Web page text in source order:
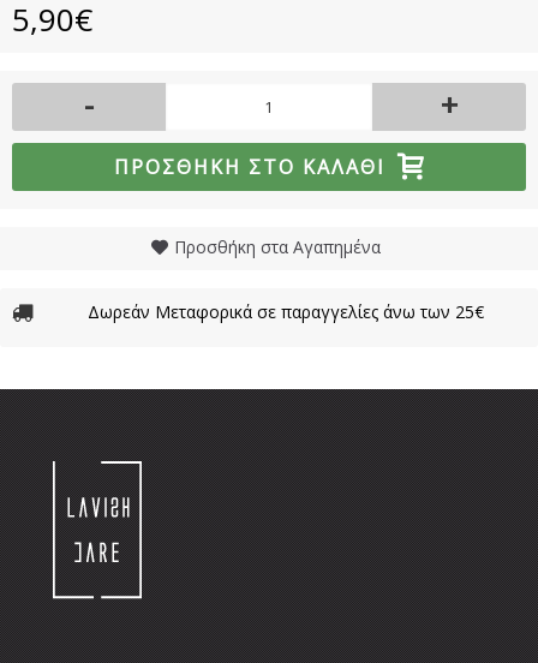
5,90€
- +
ΠΡΟΣΘΉΚΗ ΣΤΟ ΚΑΛΆΘΙ
Προσθήκη στα Αγαπημένα
Δωρεάν Μεταφορικά σε παραγγελίες άνω των 25€